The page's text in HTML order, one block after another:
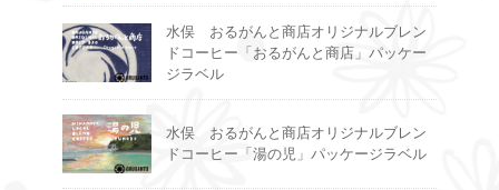
水俣 おるがんと商店オリジナルブレン
ドコーヒー「おるがんと商店」パッケー
ジラベル
水俣 おるがんと商店オリジナルブレン
ドコーヒー「湯の児」パッケージラベル